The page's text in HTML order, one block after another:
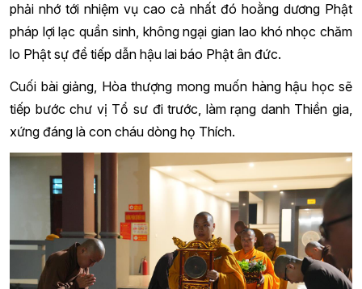
phải nhớ tới nhiệm vụ cao cả nhất đó hoằng dương Phật
pháp lợi lạc quần sinh, không ngại gian lao khó nhọc chăm
lo Phật sự để tiếp dẫn hậu lai báo Phật ân đức.
Cuối bài giảng, Hòa thượng mong muốn hàng hậu học sẽ
tiếp bước chư vị Tổ sư đi trước, làm rạng danh Thiền gia,
xứng đáng là con cháu dòng họ Thích.